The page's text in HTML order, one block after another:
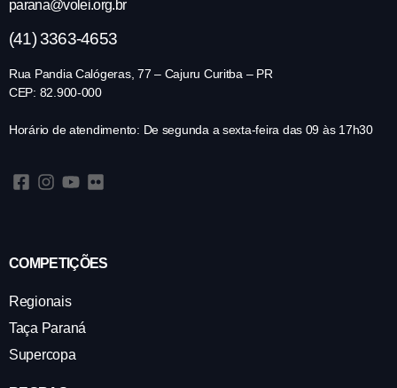
parana@volei.org.br
(41) 3363-4653
Rua Pandia Calógeras, 77 – Cajuru Curitba – PR
CEP: 82.900-000
Horário de atendimento: De segunda a sexta-feira das 09 às 17h30
COMPETIÇÕES
Regionais
Taça Paraná
Supercopa